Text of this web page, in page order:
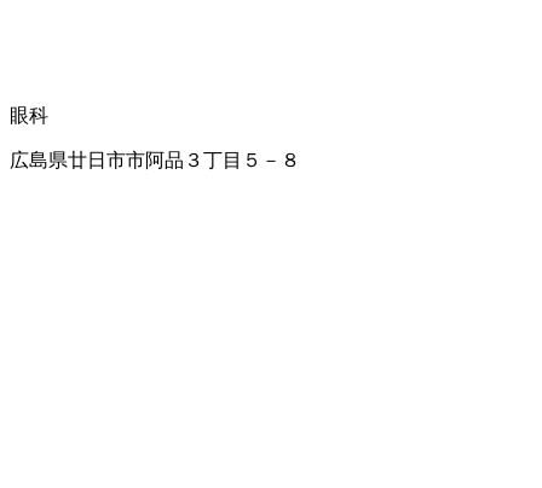
眼科
広島県廿日市市阿品３丁目５－８